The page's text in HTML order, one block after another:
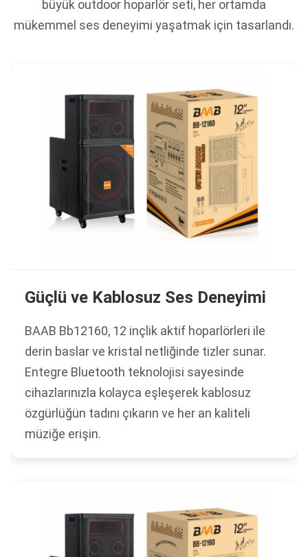
büyük outdoor hoparlör seti, her ortamda
mükemmel ses deneyimi yaşatmak için tasarlandı.
Güçlü ve Kablosuz Ses Deneyimi
BAAB Bb12160, 12 inçlik aktif hoparlörleri ile
derin baslar ve kristal netliğinde tizler sunar.
Entegre Bluetooth teknolojisi sayesinde
cihazlarınızla kolayca eşleşerek kablosuz
özgürlüğün tadını çıkarın ve her an kaliteli
müziğe erişin.